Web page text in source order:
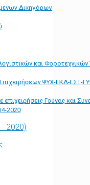
Δικηγόρων
και
ΨΥΧ-ΕΚΔ-ΕΣΤ-
επιχειρήσεις Γούνας και
2020
2020)